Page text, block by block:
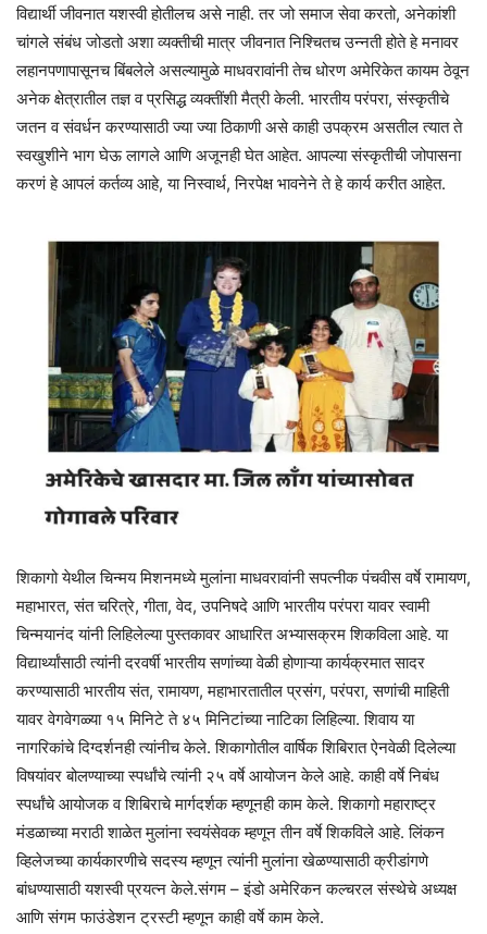
विद्यार्थी जीवनात यशस्वी होतीलच असे नाही. तर जो समाज सेवा करतो, अनेकांशी
चांगले संबंध जोडतो अशा व्यक्तीची मात्र जीवनात निश्चितच उन्नती होते हे मनावर
लहानपणापासूनच बिंबलेले असल्यामुळे माधवरावांनी तेच धोरण अमेरिकेत कायम ठेवून
अनेक क्षेत्रातील तज्ञ व प्रसिद्ध व्यक्तींशी मैत्री केली. भारतीय परंपरा, संस्कृतीचे
जतन व संवर्धन करण्यासाठी ज्या ज्या ठिकाणी असे काही उपक्रम असतील त्यात ते
स्वखुशीने भाग घेऊ लागले आणि अजूनही घेत आहेत. आपल्या संस्कृतीची जोपासना
करणं हे आपलं कर्तव्य आहे, या निस्वार्थ, निरपेक्ष भावनेने ते हे कार्य करीत आहेत.
शिकागो येथील चिन्मय मिशनमध्ये मुलांना माधवरावांनी सपत्नीक पंचवीस वर्षे रामायण,
महाभारत, संत चरित्रे, गीता, वेद, उपनिषदे आणि भारतीय परंपरा यावर स्वामी
चिन्मयानंद यांनी लिहिलेल्या पुस्तकावर आधारित अभ्यासक्रम शिकविला आहे. या
विद्यार्थ्यांसाठी त्यांनी दरवर्षी भारतीय सणांच्या वेळी होणाऱ्या कार्यक्रमात सादर
करण्यासाठी भारतीय संत, रामायण, महाभारतातील प्रसंग, परंपरा, सणांची माहिती
यावर वेगवेगळ्या १५ मिनिटे ते ४५ मिनिटांच्या नाटिका लिहिल्या. शिवाय या
नागरिकांचे दिग्दर्शनही त्यांनीच केले. शिकागोतील वार्षिक शिबिरात ऐनवेळी दिलेल्या
विषयांवर बोलण्याच्या स्पर्धांचे त्यांनी २५ वर्षे आयोजन केले आहे. काही वर्षे निबंध
स्पर्धांचे आयोजक व शिबिराचे मार्गदर्शक म्हणूनही काम केले. शिकागो महाराष्ट्र
मंडळाच्या मराठी शाळेत मुलांना स्वयंसेवक म्हणून तीन वर्षे शिकविले आहे. लिंकन
व्हिलेजच्या कार्यकारणीचे सदस्य म्हणून त्यांनी मुलांना खेळण्यासाठी क्रीडांगणे
बांधण्यासाठी यशस्वी प्रयत्न केले.संगम – इंडो अमेरिकन कल्चरल संस्थेचे अध्यक्ष
आणि संगम फाउंडेशन ट्रस्टी म्हणून काही वर्षे काम केले.